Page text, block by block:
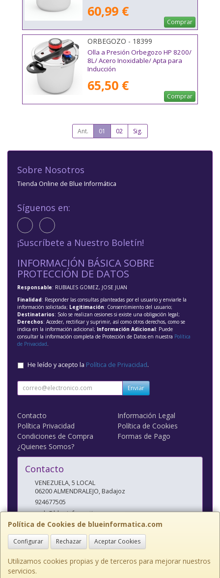
60,99 €
Comprar
ORBEGOZO - 18399
Olla a Presión Orbegozo HP 8200/
8L/ Acero Inoxidable/ Apta para
Inducción
65,50 €
Comprar
Ant. 01 02 Sig.
Política de Cookies de blueinformatica.com
Configurar Rechazar Aceptar Cookies
Utilizamos cookies propias y de terceros para mejorar nuestros
servicios.
Sobre Nosotros
Tienda Online de Blue Informática
Síguenos en:
¡Suscríbete a Nuestro Boletín!
INFORMACIÓN BÁSICA SOBRE
PROTECCIÓN DE DATOS
Responsable: RUBIALES GOMEZ, JOSE JUAN
Finalidad: Responder las consultas planteadas por el usuario y enviarle la
información solicitada; Legitimación: Consentimiento del usuario;
Destinatarios: Solo se realizan cesiones si existe una obligación legal;
Derechos: Acceder, rectificar y suprimir, así como otros derechos, como se
indica en la información adicional; Información Adicional: Puede
consultar la información completa de Protección de Datos en nuestra Política
de Privacidad.
He leído y acepto la Política de Privacidad.
Enviar
Contacto
Información Legal
Política Privacidad
Política de Cookies
Condiciones de Compra
Formas de Pago
¿Quienes Somos?
Contacto
VENEZUELA, 5 LOCAL
06200ALMENDRALEJO,Badajoz
924677505
web@blueinformatica.com
Horario
10 a 14 Y 17 a 20:30